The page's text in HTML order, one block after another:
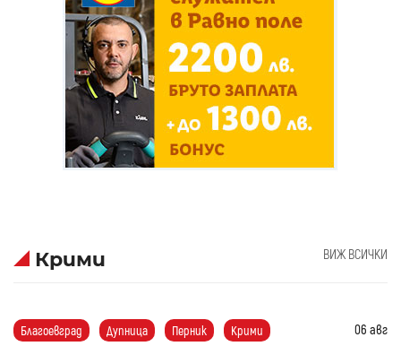
Крими ВИЖ ВСИЧКИ
Благоевград Дупница Перник Крими 06 авг